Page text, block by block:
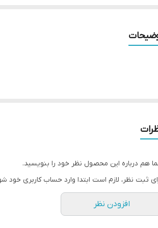
هم درباره این محصول نظر خود را بنویسید.
ثبت نظر، لازم است ابتدا وارد حساب کاربری خود
افزودن نظر